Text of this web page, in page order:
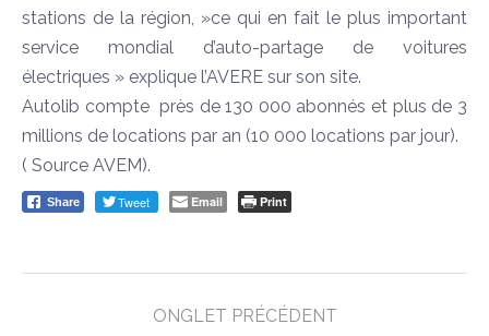
stations de la région, »ce qui en fait le plus important
service mondial d’auto-partage de voitures
électriques » explique l’AVERE sur son site.
Autolib compte près de 130 000 abonnés et plus de 3
millions de locations par an (10 000 locations par jour).
( Source AVEM).
Share Tweet Email Print
ONGLET PRÉCÉDENT